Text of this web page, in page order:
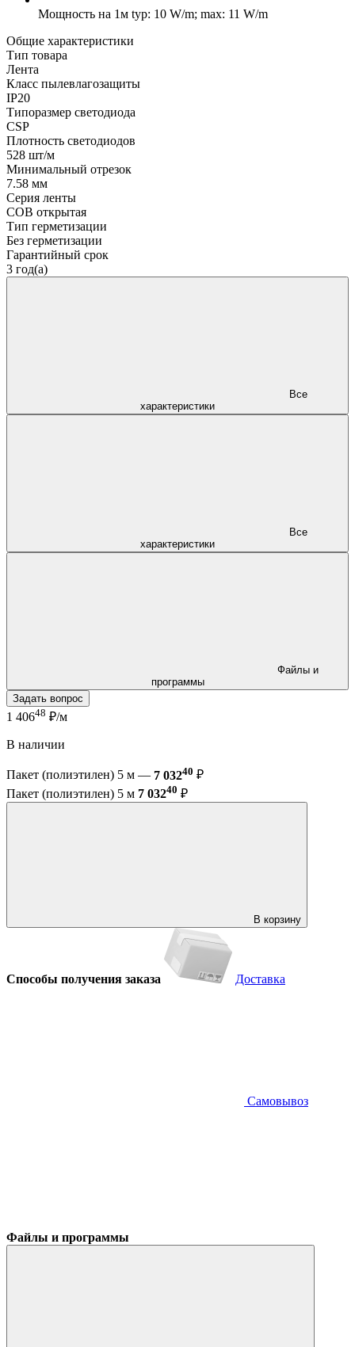
Мощность на 1м typ: 10 W/m; max: 11 W/m
Общие характеристики
Тип товара
Лента
Класс пылевлагозащиты
IP20
Типоразмер светодиода
CSP
Плотность светодиодов
528 шт/м
Минимальный отрезок
7.58 мм
Серия ленты
COB открытая
Тип герметизации
Без герметизации
Гарантийный срок
3 год(а)
характеристики
характеристики
программы
Задать вопрос
1 40648 ₽/м
В наличии
Пакет (полиэтилен) 5 м — 7 03240 ₽
Пакет (полиэтилен) 5 м 7 03240 ₽
В корзину
Способы получения заказа Доставка
Самовывоз
Файлы и программы